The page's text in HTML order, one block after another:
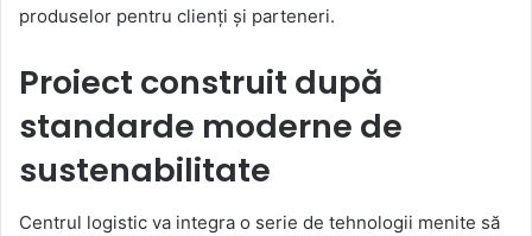
produselor pentru clienți și parteneri.
Proiect construit după
standarde moderne de
sustenabilitate
Centrul logistic va integra o serie de tehnologii menite să